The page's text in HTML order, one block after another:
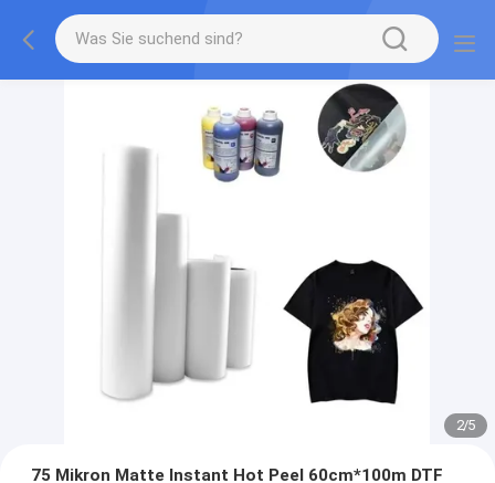
2/5
75 Mikron Matte Instant Hot Peel 60cm*100m DTF